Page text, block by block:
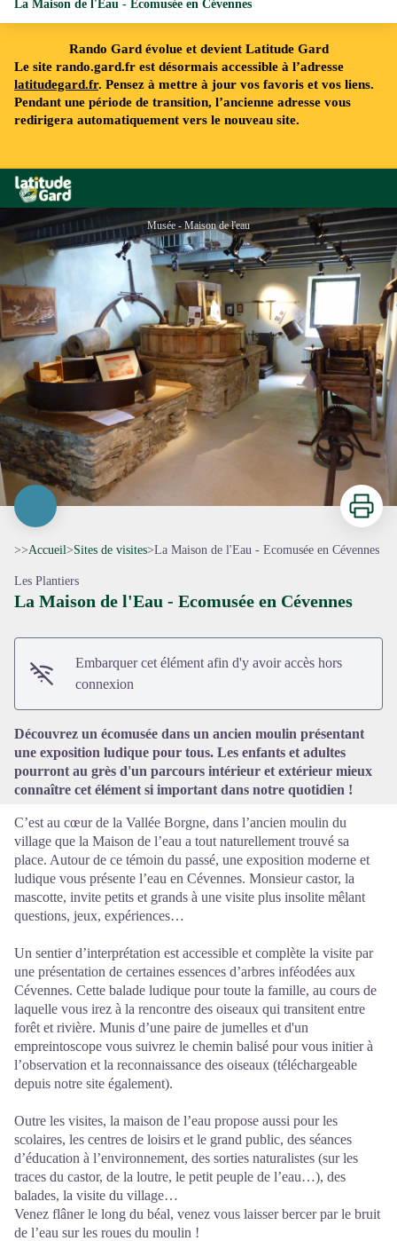
Rando Gard évolue et devient Latitude Gard
Le site rando.gard.fr est désormais accessible à l’adresse
latitudegard.fr. Pensez à mettre à jour vos favoris et vos liens.
Pendant une période de transition, l’ancienne adresse vous
redirigera automatiquement vers le nouveau site.
Rando Gard
La Maison de l'Eau - Ecomusée en Cévennes
Musée - Maison de l'eau
Voir l'image en plein écran
Imprimer
>>Accueil>Sites de visites>La Maison de l'Eau - Ecomusée en Cévennes
Les Plantiers
La Maison de l'Eau - Ecomusée en Cévennes
Embarquer cet élément afin d'y avoir accès hors
connexion
Découvrez un écomusée dans un ancien moulin présentant
une exposition ludique pour tous. Les enfants et adultes
pourront au grès d'un parcours intérieur et extérieur mieux
connaître cet élément si important dans notre quotidien !
C’est au cœur de la Vallée Borgne, dans l’ancien moulin du
village que la Maison de l’eau a tout naturellement trouvé sa
place. Autour de ce témoin du passé, une exposition moderne et
ludique vous présente l’eau en Cévennes. Monsieur castor, la
mascotte, invite petits et grands à une visite plus insolite mêlant
questions, jeux, expériences…
Un sentier d’interprétation est accessible et complète la visite par
une présentation de certaines essences d’arbres inféodées aux
Cévennes. Cette balade ludique pour toute la famille, au cours de
laquelle vous irez à la rencontre des oiseaux qui transitent entre
forêt et rivière. Munis d’une paire de jumelles et d'un
empreintoscope vous suivrez le chemin balisé pour vous initier à
l’observation et la reconnaissance des oiseaux (téléchargeable
depuis notre site également).
Outre les visites, la maison de l’eau propose aussi pour les
scolaires, les centres de loisirs et le grand public, des séances
d’éducation à l’environnement, des sorties naturalistes (sur les
traces du castor, de la loutre, le petit peuple de l’eau…), des
balades, la visite du village…
Venez flâner le long du béal, venez vous laisser bercer par le bruit
de l’eau sur les roues du moulin !